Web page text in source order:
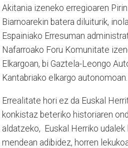
Akitania izeneko erregioaren
Biarnoarekin batera diluiturik,
Espainiako Erresuman
Nafarroako Foru Komunitate
Elkargoan, bi Gaztela-Leongo
Kantabriako elkargo autonomoan.
Errealitate hori ez da Euskal
konkistaz beteriko historiaren
aldatzeko, Euskal Herriko
mendean adibidez, horren